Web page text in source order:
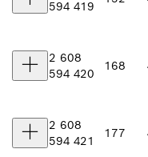
594 419
2 608
594 420
168
2 608
594 421
177